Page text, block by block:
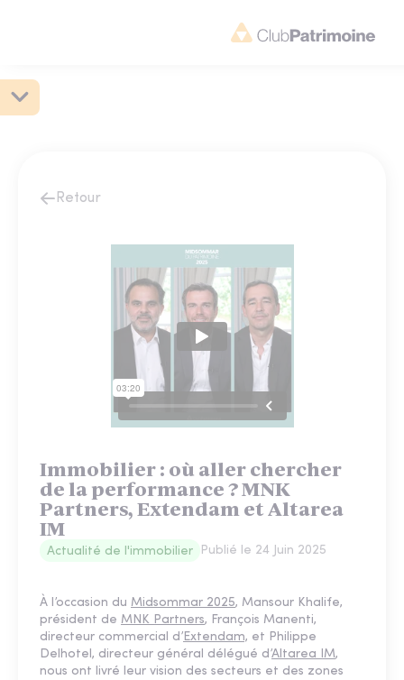
Retour
Immobilier : où aller chercher
de la performance ? MNK
Partners, Extendam et Altarea
IM
Actualité de l'immobilier Publié le 24 Juin 2025
À l’occasion du Midsommar 2025, Mansour Khalife,
président de MNK Partners, François Manenti,
directeur commercial d’ Extendam, et Philippe
Delhotel, directeur général délégué d’Altarea IM,
nous ont livré leur vision des secteurs et des zones